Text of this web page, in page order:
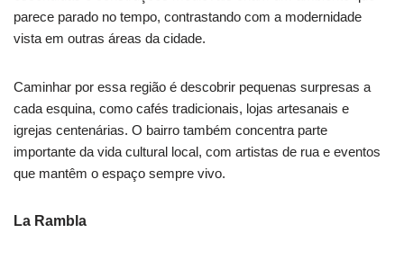
parece parado no tempo, contrastando com a modernidade
vista em outras áreas da cidade.
Caminhar por essa região é descobrir pequenas surpresas a
cada esquina, como cafés tradicionais, lojas artesanais e
igrejas centenárias. O bairro também concentra parte
importante da vida cultural local, com artistas de rua e eventos
que mantêm o espaço sempre vivo.
La Rambla